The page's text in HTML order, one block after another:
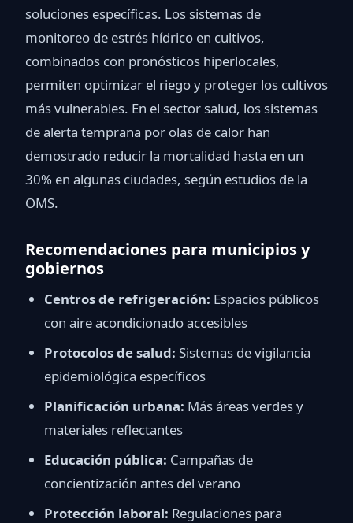
soluciones específicas. Los sistemas de
monitoreo de estrés hídrico en cultivos,
combinados con pronósticos hiperlocales,
permiten optimizar el riego y proteger los cultivos
más vulnerables. En el sector salud, los sistemas
de alerta temprana por olas de calor han
demostrado reducir la mortalidad hasta en un
30% en algunas ciudades, según estudios de la
OMS.
Recomendaciones para municipios y
gobiernos
Centros de refrigeración: Espacios públicos
con aire acondicionado accesibles
Protocolos de salud: Sistemas de vigilancia
epidemiológica específicos
Planificación urbana: Más áreas verdes y
materiales reflectantes
Educación pública: Campañas de
concientización antes del verano
Protección laboral: Regulaciones para